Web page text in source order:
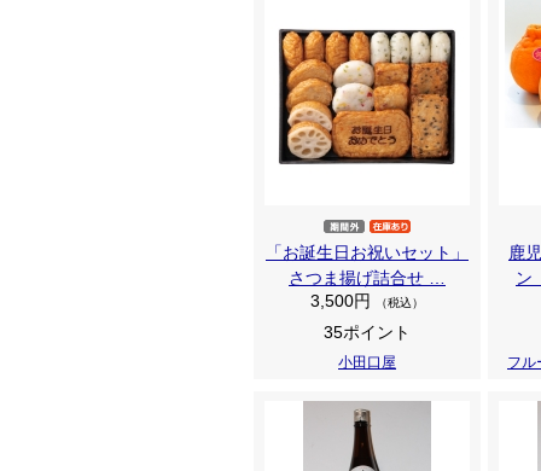
「お誕生日お祝いセット」
さつま揚げ詰合せ …
3,500円
（税込）
35ポイント
小田口屋
鹿
フ